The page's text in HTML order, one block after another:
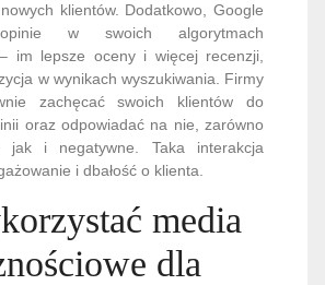
klientów. Dodatkowo, Google
w swoich algorytmach
im lepsze oceny i więcej recenzji,
w wynikach wyszukiwania. Firmy
zachęcać swoich klientów do
oraz odpowiadać na nie, zarówno
jak i negatywne. Taka interakcja
i dbałość o klienta.
media
dla